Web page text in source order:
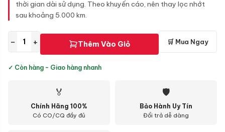
thời gian dài sử dụng. Theo khuyến cáo, nên thay lọc nhớt
sau khoảng 5.000 km.
− + Thêm Vào Giỏ 🛒 Mua Ngay
✓ Còn hàng - Giao hàng nhanh
🏅
Chính Hãng 100%
Có CO/CQ đầy đủ
🛡
Bảo Hành Uy Tín
Đổi trả dễ dàng